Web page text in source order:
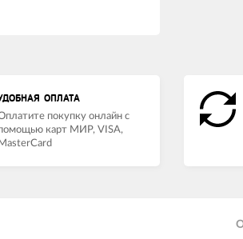
ОПЛАТА
покупку онлайн с
карт МИР, VISA,
MasterCard